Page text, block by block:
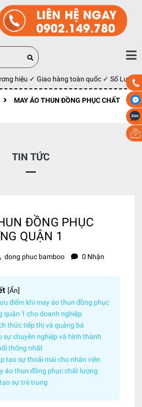
hiệu ✓ Giao hàng toàn quốc ✓ Số Lượng
MAY ÁO THUN ĐỒNG PHỤC CHẤT
TIN TỨC
ĐỒNG PHỤC
QUẬN 1
dong phuc bamboo
0 Nhận
[Ẩn]
điểm khi may áo thun đồng phục
quận 1 cho doanh nghiệp
thức tiếp thị và quảng bá
sự chuyên nghiệp và hình thành
thống nhất
tạo sự thoải mái cho nhân viên
áo thun đồng phục chất lượng
sự trẻ trung